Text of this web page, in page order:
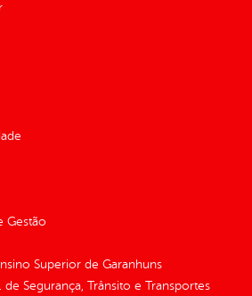
Gestão
Superior de Garanhuns
de Segurança, Trânsito e Transportes